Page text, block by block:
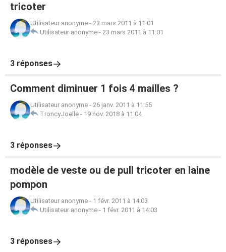
tricoter
Utilisateur anonyme - 23 mars 2011 à 11:01
Utilisateur anonyme - 23 mars 2011 à 11:01
3 réponses
Comment diminuer 1 fois 4 mailles ?
Utilisateur anonyme - 26 janv. 2011 à 11:55
TroncyJoelle - 19 nov. 2018 à 11:04
3 réponses
modèle de veste ou de pull tricoter en laine
pompon
Utilisateur anonyme - 1 févr. 2011 à 14:03
Utilisateur anonyme - 1 févr. 2011 à 14:03
3 réponses